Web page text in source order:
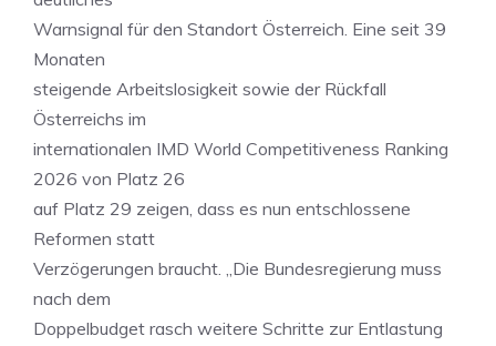
Warnsignal für den Standort Österreich. Eine seit 39
Monaten
steigende Arbeitslosigkeit sowie der Rückfall
Österreichs im
internationalen IMD World Competitiveness Ranking
2026 von Platz 26
auf Platz 29 zeigen, dass es nun entschlossene
Reformen statt
Verzögerungen braucht. „Die Bundesregierung muss
nach dem
Doppelbudget rasch weitere Schritte zur Entlastung